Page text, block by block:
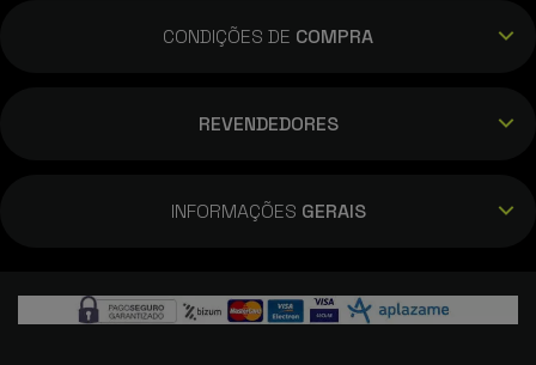
CONDIÇÕES DE COMPRA
REVENDEDORES
INFORMAÇÕES GERAIS